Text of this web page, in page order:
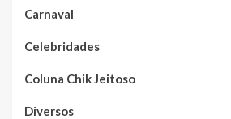
Carnaval
Celebridades
Coluna Chik Jeitoso
Diversos